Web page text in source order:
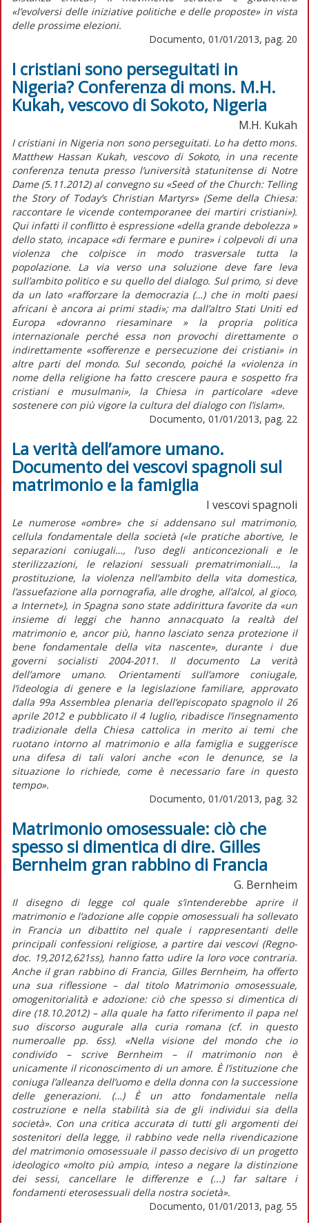
«l’evolversi delle iniziative politiche e delle proposte» in vista
delle prossime elezioni.
Documento, 01/01/2013, pag. 20
I cristiani sono perseguitati in
Nigeria? Conferenza di mons. M.H.
Kukah, vescovo di Sokoto, Nigeria
M.H. Kukah
I cristiani in Nigeria non sono perseguitati. Lo ha detto mons.
Matthew Hassan Kukah, vescovo di Sokoto, in una recente
conferenza tenuta presso l’università statunitense di Notre
Dame (5.11.2012) al convegno su «Seed of the Church: Telling
the Story of Today’s Christian Martyrs» (Seme della Chiesa:
raccontare le vicende contemporanee dei martiri cristiani»).
Qui infatti il conflitto è espressione «della grande debolezza »
dello stato, incapace «di fermare e punire» i colpevoli di una
violenza che colpisce in modo trasversale tutta la
popolazione. La via verso una soluzione deve fare leva
sull’ambito politico e su quello del dialogo. Sul primo, si deve
da un lato «rafforzare la democrazia (…) che in molti paesi
africani è ancora ai primi stadi»; ma dall’altro Stati Uniti ed
Europa «dovranno riesaminare » la propria politica
internazionale perché essa non provochi direttamente o
indirettamente «sofferenze e persecuzione dei cristiani» in
altre parti del mondo. Sul secondo, poiché la «violenza in
nome della religione ha fatto crescere paura e sospetto fra
cristiani e musulmani», la Chiesa in particolare «deve
sostenere con più vigore la cultura del dialogo con l’islam».
Documento, 01/01/2013, pag. 22
La verità dell’amore umano.
Documento dei vescovi spagnoli sul
matrimonio e la famiglia
I vescovi spagnoli
Le numerose «ombre» che si addensano sul matrimonio,
cellula fondamentale della società («le pratiche abortive, le
separazioni coniugali…, l’uso degli anticoncezionali e le
sterilizzazioni, le relazioni sessuali prematrimoniali…, la
prostituzione, la violenza nell’ambito della vita domestica,
l’assuefazione alla pornografia, alle droghe, all’alcol, al gioco,
a Internet»), in Spagna sono state addirittura favorite da «un
insieme di leggi che hanno annacquato la realtà del
matrimonio e, ancor più, hanno lasciato senza protezione il
bene fondamentale della vita nascente», durante i due
governi socialisti 2004-2011. Il documento La verità
dell’amore umano. Orientamenti sull’amore coniugale,
l’ideologia di genere e la legislazione familiare, approvato
dalla 99a Assemblea plenaria dell’episcopato spagnolo il 26
aprile 2012 e pubblicato il 4 luglio, ribadisce l’insegnamento
tradizionale della Chiesa cattolica in merito ai temi che
ruotano intorno al matrimonio e alla famiglia e suggerisce
una difesa di tali valori anche «con le denunce, se la
situazione lo richiede, come è necessario fare in questo
tempo».
Documento, 01/01/2013, pag. 32
Matrimonio omosessuale: ciò che
spesso si dimentica di dire. Gilles
Bernheim gran rabbino di Francia
G. Bernheim
Il disegno di legge col quale s’intenderebbe aprire il
matrimonio e l’adozione alle coppie omosessuali ha sollevato
in Francia un dibattito nel quale i rappresentanti delle
principali confessioni religiose, a partire dai vescovi (Regno-
doc. 19,2012,621ss), hanno fatto udire la loro voce contraria.
Anche il gran rabbino di Francia, Gilles Bernheim, ha offerto
una sua riflessione – dal titolo Matrimonio omosessuale,
omogenitorialità e adozione: ciò che spesso si dimentica di
dire (18.10.2012) – alla quale ha fatto riferimento il papa nel
suo discorso augurale alla curia romana (cf. in questo
numeroalle pp. 6ss). «Nella visione del mondo che io
condivido – scrive Bernheim – il matrimonio non è
unicamente il riconoscimento di un amore. È l’istituzione che
coniuga l’alleanza dell’uomo e della donna con la successione
delle generazioni. (…) È un atto fondamentale nella
costruzione e nella stabilità sia de gli individui sia della
società». Con una critica accurata di tutti gli argomenti dei
sostenitori della legge, il rabbino vede nella rivendicazione
del matrimonio omosessuale il passo decisivo di un progetto
ideologico «molto più ampio, inteso a negare la distinzione
dei sessi, cancellare le differenze e (...) far saltare i
fondamenti eterosessuali della nostra società».
Documento, 01/01/2013, pag. 55